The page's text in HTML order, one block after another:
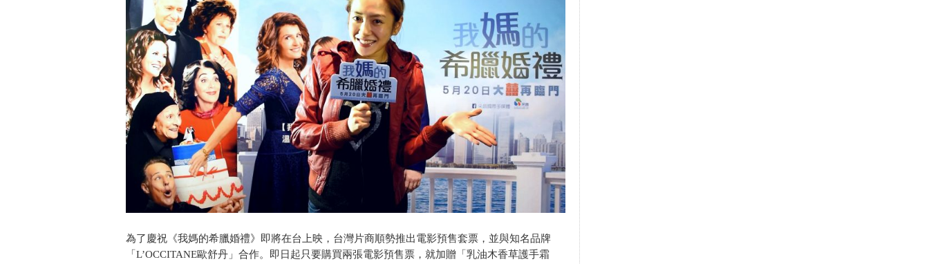
為了慶祝《我媽的希臘婚禮》即將在台上映，台灣片商順勢推出電影預售套票，並與知名品牌
「L’OCCITANE歐舒丹」合作。即日起只要購買兩張電影預售票，就加贈「乳油木香草護手霜